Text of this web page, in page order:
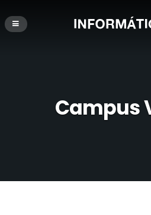
Campus